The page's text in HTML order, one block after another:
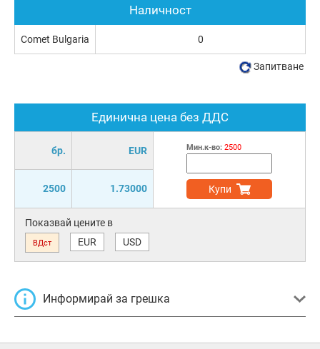
Единична цена без ДДС
бр. EUR
2500 1.73000
Мин.к-во: 2500
Купи
Показвай цените в
ВДст EUR USD
Информирай за грешка
Наличност
Comet Bulgaria 0
Запитване